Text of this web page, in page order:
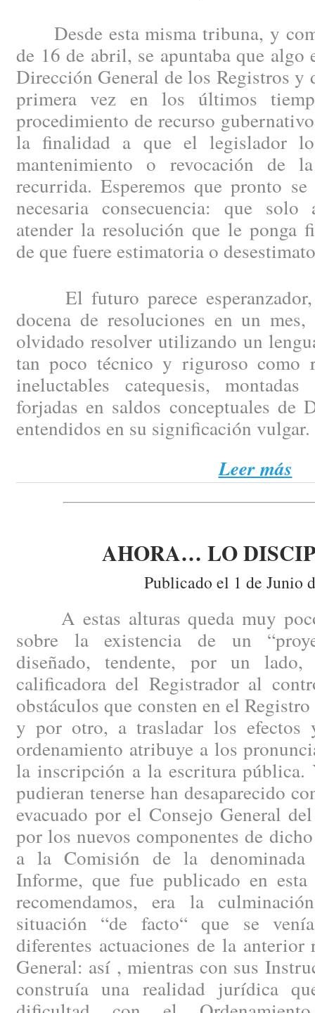
Desde esta misma tribuna, y
de 16 de abril, se apuntaba que algo
Dirección General de los Registros y
primera vez en los últimos
procedimiento de recurso
la finalidad a que el legislador
mantenimiento o revocación de
recurrida. Esperemos que pronto
necesaria consecuencia: que
atender la resolución que le ponga
de que fuere estimatoria o
El futuro parece esperanzador,
docena de resoluciones en un mes,
olvidado resolver utilizando un
tan poco técnico y riguroso como
ineluctables catequesis,
forjadas en saldos conceptuales de
entendidos en su significación vulgar.
Leer más
AHORA… LO
Publicado el 1 de Junio
A estas alturas queda muy
sobre la existencia de un
diseñado, tendente, por un
calificadora del Registrador al
obstáculos que consten en el
y por otro, a trasladar los efectos
ordenamiento atribuye a los
la inscripción a la escritura pública.
pudieran tenerse han desaparecido
evacuado por el Consejo General
por los nuevos componentes de
a la Comisión de la
Informe, que fue publicado en
recomendamos, era la
situación “de facto“ que se
diferentes actuaciones de la
General: así , mientras con sus
construía una realidad jurídica